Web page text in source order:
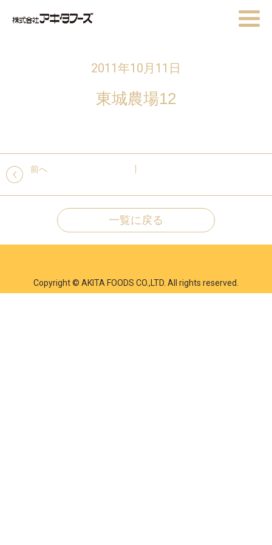
2011年10月11日
東城農場12
前へ
一覧に戻る
Copyright © AKITA FOODS CO.,LTD. All rights reserved.